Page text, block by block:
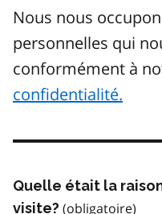
Nous nous
personnelles qui
conformément à
confidentialité.
Quelle était la
visite?